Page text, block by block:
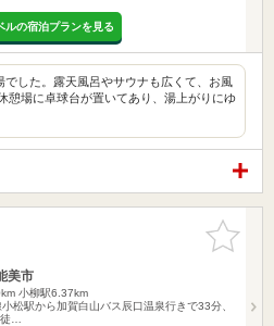
ルの宿泊プランを見る
でした。露天風呂やサウナも広くて、お風
憩場に卓球台が置いてあり、湯上がりにゆ
お気に入
りに追加
美市
小柳駅6.37km
松駅から加賀白山バス辰口温泉行きで33分、
…